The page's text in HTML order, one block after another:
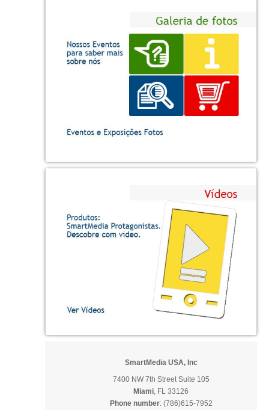
SmartMedia USA, Inc
7400 NW 7th Street Suite 105
Miami , FL 33126
Phone number: (786)615-7952